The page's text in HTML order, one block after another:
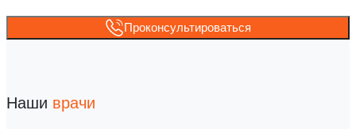
Проконсультироваться
Наши врачи